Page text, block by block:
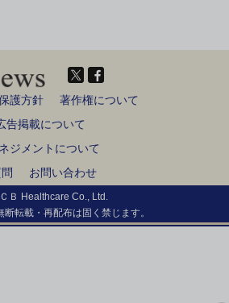
護方針
著作権について
告掲載について
ジメントについて
お問い合わせ
Ｂ Healthcare Co., Ltd.
断転載・再配布は固く禁じます。